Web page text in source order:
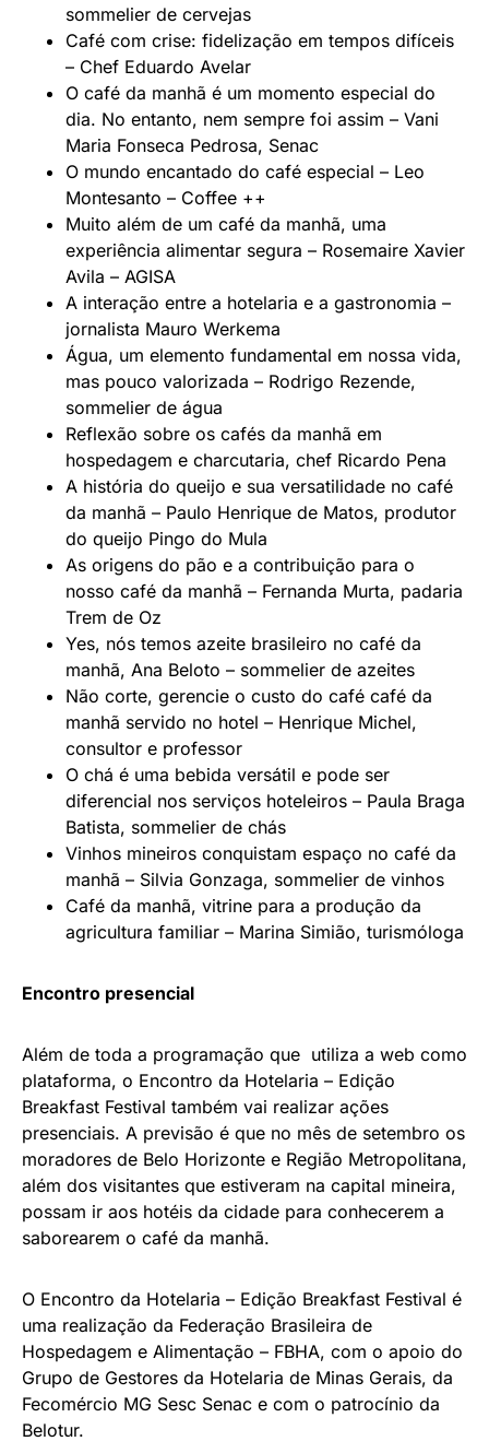
sommelier de cervejas
Café com crise: fidelização em tempos difíceis
– Chef Eduardo Avelar
O café da manhã é um momento especial do
dia. No entanto, nem sempre foi assim – Vani
Maria Fonseca Pedrosa, Senac
O mundo encantado do café especial – Leo
Montesanto – Coffee ++
Muito além de um café da manhã, uma
experiência alimentar segura – Rosemaire Xavier
Avila – AGISA
A interação entre a hotelaria e a gastronomia –
jornalista Mauro Werkema
Água, um elemento fundamental em nossa vida,
mas pouco valorizada – Rodrigo Rezende,
sommelier de água
Reflexão sobre os cafés da manhã em
hospedagem e charcutaria, chef Ricardo Pena
A história do queijo e sua versatilidade no café
da manhã – Paulo Henrique de Matos, produtor
do queijo Pingo do Mula
As origens do pão e a contribuição para o
nosso café da manhã – Fernanda Murta, padaria
Trem de Oz
Yes, nós temos azeite brasileiro no café da
manhã, Ana Beloto – sommelier de azeites
Não corte, gerencie o custo do café café da
manhã servido no hotel – Henrique Michel,
consultor e professor
O chá é uma bebida versátil e pode ser
diferencial nos serviços hoteleiros – Paula Braga
Batista, sommelier de chás
Vinhos mineiros conquistam espaço no café da
manhã – Silvia Gonzaga, sommelier de vinhos
Café da manhã, vitrine para a produção da
agricultura familiar – Marina Simião, turismóloga
Encontro presencial
Além de toda a programação que utiliza a web como
plataforma, o Encontro da Hotelaria – Edição
Breakfast Festival também vai realizar ações
presenciais. A previsão é que no mês de setembro os
moradores de Belo Horizonte e Região Metropolitana,
além dos visitantes que estiveram na capital mineira,
possam ir aos hotéis da cidade para conhecerem a
saborearem o café da manhã.
O Encontro da Hotelaria – Edição Breakfast Festival é
uma realização da Federação Brasileira de
Hospedagem e Alimentação – FBHA, com o apoio do
Grupo de Gestores da Hotelaria de Minas Gerais, da
Fecomércio MG Sesc Senac e com o patrocínio da
Belotur.